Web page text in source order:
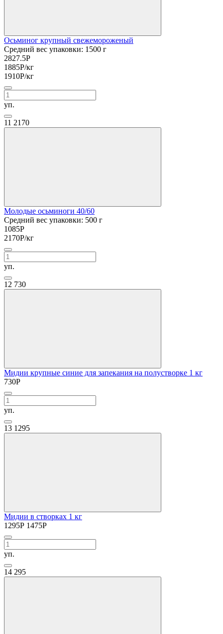
Осьминог крупный свежемороженый
Средний вес упаковки: 1500 г
2827.5Р
1885Р/кг
1910Р/кг
уп.
11 2170
Молодые осьминоги 40/60
Средний вес упаковки: 500 г
1085Р
2170Р/кг
уп.
12 730
Мидии крупные синие для запекания на полустворке 1 кг
730Р
уп.
13 1295
Мидии в створках 1 кг
1295Р 1475Р
уп.
14 295